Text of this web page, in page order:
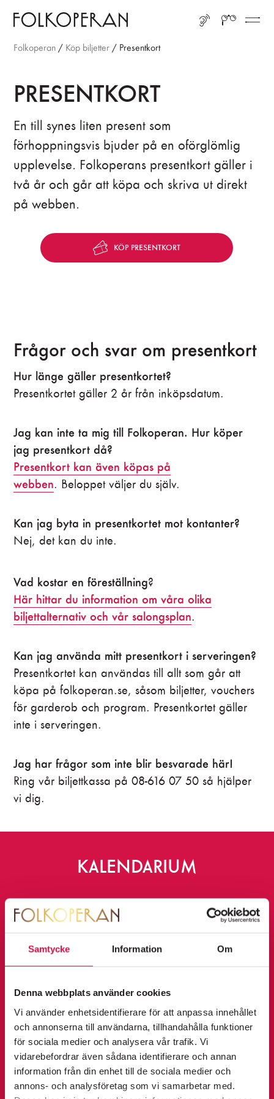
Samtycke Information Om
Denna webbplats använder cookies
Vi använder enhetsidentifierare för att anpassa innehållet
och annonserna till användarna, tillhandahålla funktioner
för sociala medier och analysera vår trafik. Vi
vidarebefordrar även sådana identifierare och annan
information från din enhet till de sociala medier och
annons- och analysföretag som vi samarbetar med.
Gå till huvudinnehåll
Gå till sidfot
LYSSNA
Folkoperan / Köp biljetter / Presentkort
PRESENTKORT
En till synes liten present som
förhoppningsvis bjuder på en oförglömlig
upplevelse. Folkoperans presentkort gäller i
två år och går att köpa och skriva ut direkt
på webben.
KÖP PRESENTKORT
Frågor och svar om presentkort
Hur länge gäller presentkortet?
Presentkortet gäller 2 år från inköpsdatum.
Jag kan inte ta mig till Folkoperan. Hur köper
jag presentkort då?
Presentkort kan även köpas på
webben. Beloppet väljer du själv.
Kan jag byta in presentkortet mot kontanter?
Nej, det kan du inte.
Vad kostar en föreställning?
Här hittar du information om våra olika
biljettalternativ och vår salongsplan.
Kan jag använda mitt presentkort i serveringen?
Presentkortet kan användas till allt som går att
köpa på folkoperan.se, såsom biljetter, vouchers
för garderob och program. Presentkortet gäller
inte i serveringen.
Jag har frågor som inte blir besvarade här!
Ring vår biljettkassa på 08-616 07 50 så hjälper
vi dig.
KALENDARIUM
K
ö
b
i
l
j
e
t
FOLKOPERAN FOAJÉ: ANKI SVAN &
fredag 11 september 2026
JAG ÄR ULLA WINBLAD URPREMIÄR
torsdag 17 september 2026
19:00
UTSÅLT
JAG ÄR ULLA WINBLAD
FOLKOPERANS
Information om premiärer, evenemang och
erbjudanden skickas regelbundet.
Integritetspolicy
SKICKA